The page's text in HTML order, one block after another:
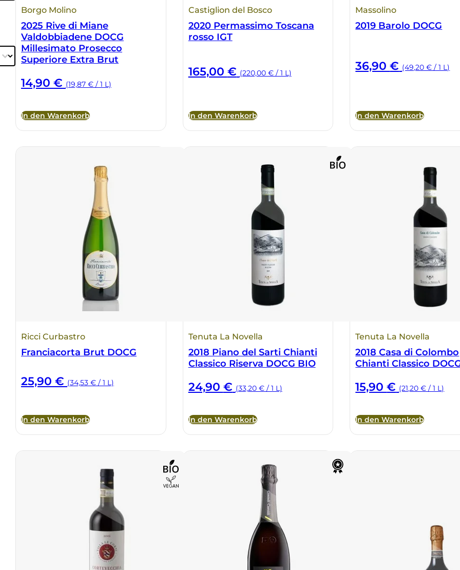
Borgo Molino
2025 Rive di Miane
Valdobbiadene DOCG
Millesimato Prosecco
Superiore Extra Brut
14,90 € (19,87 € / 1 L)
In den Warenkorb
Castiglion del Bosco
2020 Permassimo Toscana
rosso IGT
165,00 € (220,00 € / 1 L)
In den Warenkorb
Massolino
2019 Barolo DOCG
36,90€ (49,20 € / 1 L)
In den Warenkorb
Ricci Curbastro
Franciacorta Brut DOCG
25,90 € (34,53 € / 1 L)
In den Warenkorb
Tenuta La Novella
2018 Piano del Sarti Chianti
Classico Riserva DOCG BIO
24,90 € (33,20 € / 1 L)
In den Warenkorb
Tenuta La Novella
2018 Casa di Colombo
Chianti Classico
15,90€ (21,20 € / 1 L)
In den Warenkorb